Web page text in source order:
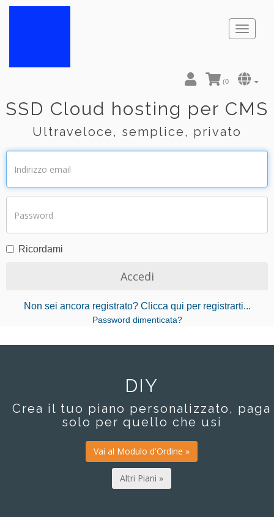
Toggle
(0
SSD Cloud hosting per CMS
Ultraveloce, semplice, privato
Ricordami
Non sei ancora registrato? Clicca qui per registrarti...
Password dimenticata?
DIY
Crea il tuo piano personalizzato, paga
solo per quello che usi